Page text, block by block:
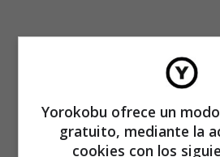
Yorokobu ofrece un
gratuito, mediante la
cookies con los